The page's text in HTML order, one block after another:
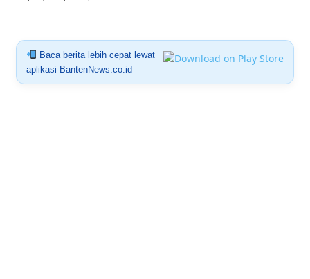
Baca berita lebih cepat lewat
aplikasi BantenNews.co.id